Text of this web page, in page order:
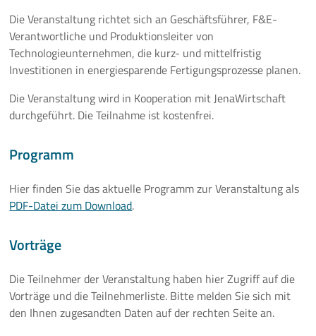
Politische Formate
Presseevents
Mehr
Die Veranstaltung richtet sich an Geschäftsführer, F&E-
Verantwortliche und Produktionsleiter von
Technologieunternehmen, die kurz- und mittelfristig
Investitionen in energiesparende Fertigungsprozesse planen.
Die Veranstaltung wird in Kooperation mit JenaWirtschaft
durchgeführt. Die Teilnahme ist kostenfrei.
Programm
Hier finden Sie das aktuelle Programm zur Veranstaltung als
PDF-Datei zum Download.
Vorträge
Die Teilnehmer der Veranstaltung haben hier Zugriff auf die
Vorträge und die Teilnehmerliste. Bitte melden Sie sich mit
den Ihnen zugesandten Daten auf der rechten Seite an.